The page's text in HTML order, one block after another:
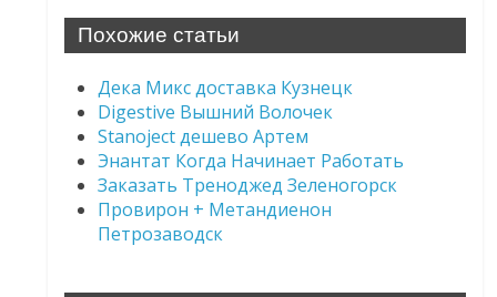
Похожие статьи
Дека Микс доставка Кузнецк
Digestive Вышний Волочек
Stanoject дешево Артем
Энантат Когда Начинает Работать
Заказать Треноджед Зеленогорск
Провирон + Метандиенон
Петрозаводск